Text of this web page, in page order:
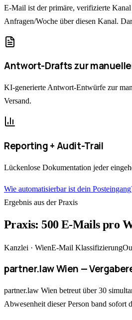
E-Mail ist der primäre, verifizierte
Anfragen/Woche über diesen Kanal.
Antwort-Drafts zur
KI-generierte Antwort-Entwürfe zur
Versand.
Reporting + Audit-Trail
Lückenlose Dokumentation jeder
Wie automatisierbar ist dein
Ergebnis aus der Praxis
Praxis: 500 E-Mails pro
Kanzlei · WienE-Mail Klassifizierung
partner.law Wien —
partner.law Wien betreut über 30
Abwesenheit dieser Person band sofort